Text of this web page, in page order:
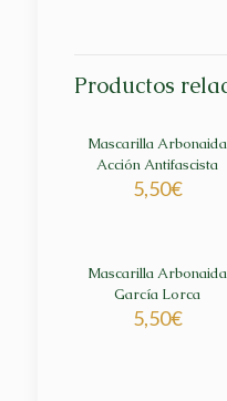
Productos
Mascarilla Arbonaida
Acción Antifascista
5,50€
Mascarilla Arbonaida
García Lorca
5,50€